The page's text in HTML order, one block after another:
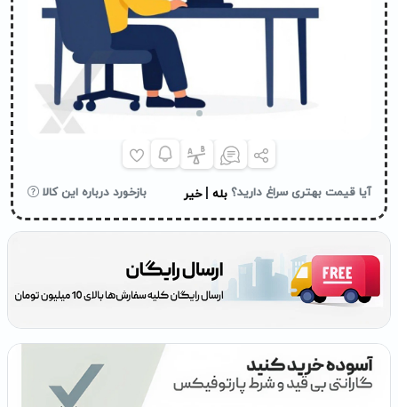
آیا قیمت بهتری سراغ دارید؟ بله خیر بازخورد درباره این کالا